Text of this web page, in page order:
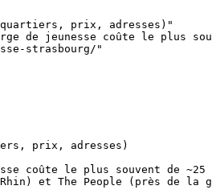
prix, adresses)"
de jeunesse coûte le plus
strasbourg/"
prix, adresses)
coûte le plus souvent de
et The People (près de